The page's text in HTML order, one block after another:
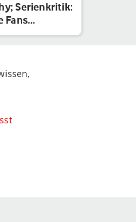
Serienkritik:
Fans…